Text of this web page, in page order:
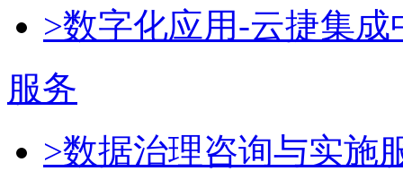
>数字化应用-云捷集成
服务
>数据治理咨询与实施